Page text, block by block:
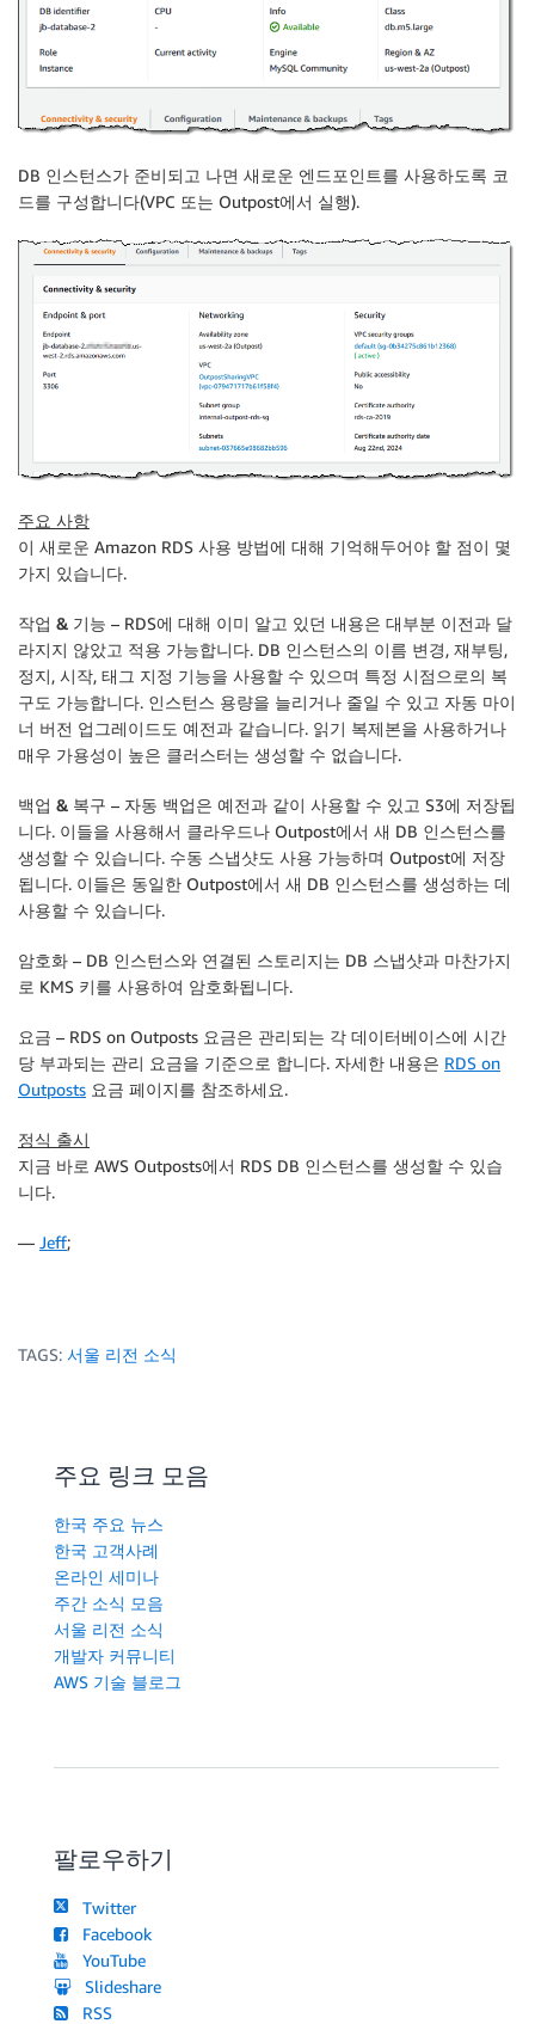
DB 인스턴스가 준비되고 나면 새로운 엔드포인트를 사용하도록 코
드를 구성합니다(VPC 또는 Outpost에서 실행).
주요 사항
이 새로운 Amazon RDS 사용 방법에 대해 기억해두어야 할 점이 몇
가지 있습니다.
작업 & 기능 – RDS에 대해 이미 알고 있던 내용은 대부분 이전과 달
라지지 않았고 적용 가능합니다. DB 인스턴스의 이름 변경, 재부팅,
정지, 시작, 태그 지정 기능을 사용할 수 있으며 특정 시점으로의 복
구도 가능합니다. 인스턴스 용량을 늘리거나 줄일 수 있고 자동 마이
너 버전 업그레이드도 예전과 같습니다. 읽기 복제본을 사용하거나
매우 가용성이 높은 클러스터는 생성할 수 없습니다.
백업 & 복구 – 자동 백업은 예전과 같이 사용할 수 있고 S3에 저장됩
니다. 이들을 사용해서 클라우드나 Outpost에서 새 DB 인스턴스를
생성할 수 있습니다. 수동 스냅샷도 사용 가능하며 Outpost에 저장
됩니다. 이들은 동일한 Outpost에서 새 DB 인스턴스를 생성하는 데
사용할 수 있습니다.
암호화 – DB 인스턴스와 연결된 스토리지는 DB 스냅샷과 마찬가지
로 KMS 키를 사용하여 암호화됩니다.
요금 – RDS on Outposts 요금은 관리되는 각 데이터베이스에 시간
당 부과되는 관리 요금을 기준으로 합니다. 자세한 내용은 RDS on
Outposts 요금 페이지를 참조하세요.
정식 출시
지금 바로 AWS Outposts에서 RDS DB 인스턴스를 생성할 수 있습
니다.
— Jeff;
TAGS: 서울 리전 소식
주요 링크 모음
한국 주요 뉴스
한국 고객사례
온라인 세미나
주간 소식 모음
서울 리전 소식
개발자 커뮤니티
AWS 기술 블로그
팔로우하기
Twitter
Facebook
YouTube
Slideshare
RSS